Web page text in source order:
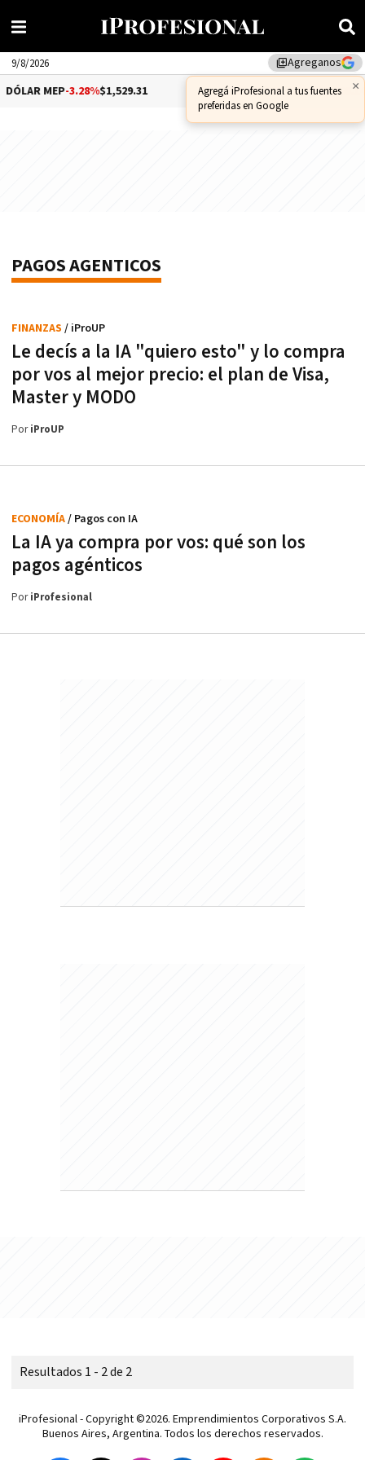
library_addAgreganos
×
Agregá iProfesional a tus fuentes
preferidas en Google
9/8/2026
MEP-3.28%$1,529.31 DÓLAR CCL-1.25%$1,556.14
PAGOS AGENTICOS
Le decís a la IA "quiero esto" y lo compra
por vos al mejor precio: el plan de Visa,
Master y MODO
FINANZAS / iProUP
PoriProUP
La IA ya compra por vos: qué son los
pagos agénticos
ECONOMÍA/ Pagos con IA
PoriProfesional
Resultados 1 - 2 de 2
iProfesional - Copyright ©2026. Emprendimientos Corporativos S.A.
Buenos Aires, Argentina. Todos los derechos reservados.